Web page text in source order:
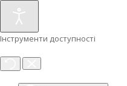
Інструменти доступності